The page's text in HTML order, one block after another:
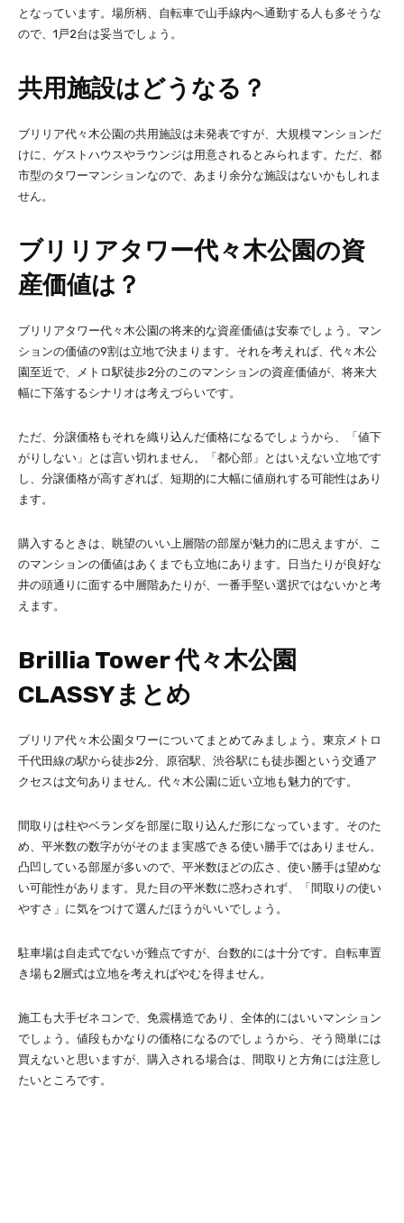
となっています。場所柄、自転車で山手線内へ通勤する人も多そうな
ので、1戸2台は妥当でしょう。
共用施設はどうなる？
ブリリア代々木公園の共用施設は未発表ですが、大規模マンションだ
けに、ゲストハウスやラウンジは用意されるとみられます。ただ、都
市型のタワーマンションなので、あまり余分な施設はないかもしれま
せん。
ブリリアタワー代々木公園の資
産価値は？
ブリリアタワー代々木公園の将来的な資産価値は安泰でしょう。マン
ションの価値の9割は立地で決まります。それを考えれば、代々木公
園至近で、メトロ駅徒歩2分のこのマンションの資産価値が、将来大
幅に下落するシナリオは考えづらいです。
ただ、分譲価格もそれを織り込んだ価格になるでしょうから、「値下
がりしない」とは言い切れません。「都心部」とはいえない立地です
し、分譲価格が高すぎれば、短期的に大幅に値崩れする可能性はあり
ます。
購入するときは、眺望のいい上層階の部屋が魅力的に思えますが、こ
のマンションの価値はあくまでも立地にあります。日当たりが良好な
井の頭通りに面する中層階あたりが、一番手堅い選択ではないかと考
えます。
Brillia Tower 代々木公園
CLASSYまとめ
ブリリア代々木公園タワーについてまとめてみましょう。東京メトロ
千代田線の駅から徒歩2分、原宿駅、渋谷駅にも徒歩圏という交通ア
クセスは文句ありません。代々木公園に近い立地も魅力的です。
間取りは柱やベランダを部屋に取り込んだ形になっています。そのた
め、平米数の数字ががそのまま実感できる使い勝手ではありません。
凸凹している部屋が多いので、平米数ほどの広さ、使い勝手は望めな
い可能性があります。見た目の平米数に惑わされず、「間取りの使い
やすさ」に気をつけて選んだほうがいいでしょう。
駐車場は自走式でないが難点ですが、台数的には十分です。自転車置
き場も2層式は立地を考えればやむを得ません。
施工も大手ゼネコンで、免震構造であり、全体的にはいいマンション
でしょう。値段もかなりの価格になるのでしょうから、そう簡単には
買えないと思いますが、購入される場合は、間取りと方角には注意し
たいところです。